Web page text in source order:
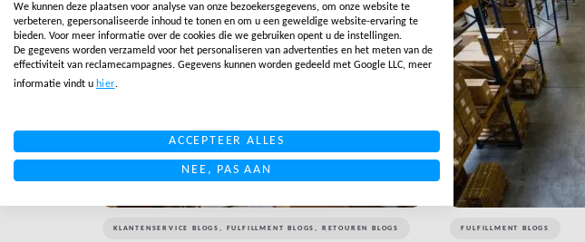
KLANTENSERVICE BLOGS FULFILLMENT BLOGS RETOUREN BLOGS
LINK BTN
FULFILLMENT BLOGS
We kunnen deze plaatsen voor analyse van onze bezoekersgegevens, om onze website te
verbeteren, gepersonaliseerde inhoud te tonen en om u een geweldige website-ervaring te
bieden. Voor meer informatie over de cookies die we gebruiken opent u de instellingen.
De gegevens worden verzameld voor het personaliseren van advertenties en het meten van de
effectiviteit van reclamecampagnes. Gegevens kunnen worden gedeeld met Google LLC, meer
informatie vindt u hier.
ACCEPTEER ALLES
NEE, PAS AAN